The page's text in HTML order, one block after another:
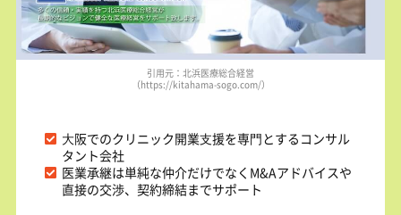
引用元：北浜医療総合経営
（https://kitahama-sogo.com/）
⼤阪でのクリニック開業⽀援を専⾨とするコンサル
タント会社
医業承継は単純な仲介だけでなくM&Aアドバイスや
直接の交渉、契約締結までサポート